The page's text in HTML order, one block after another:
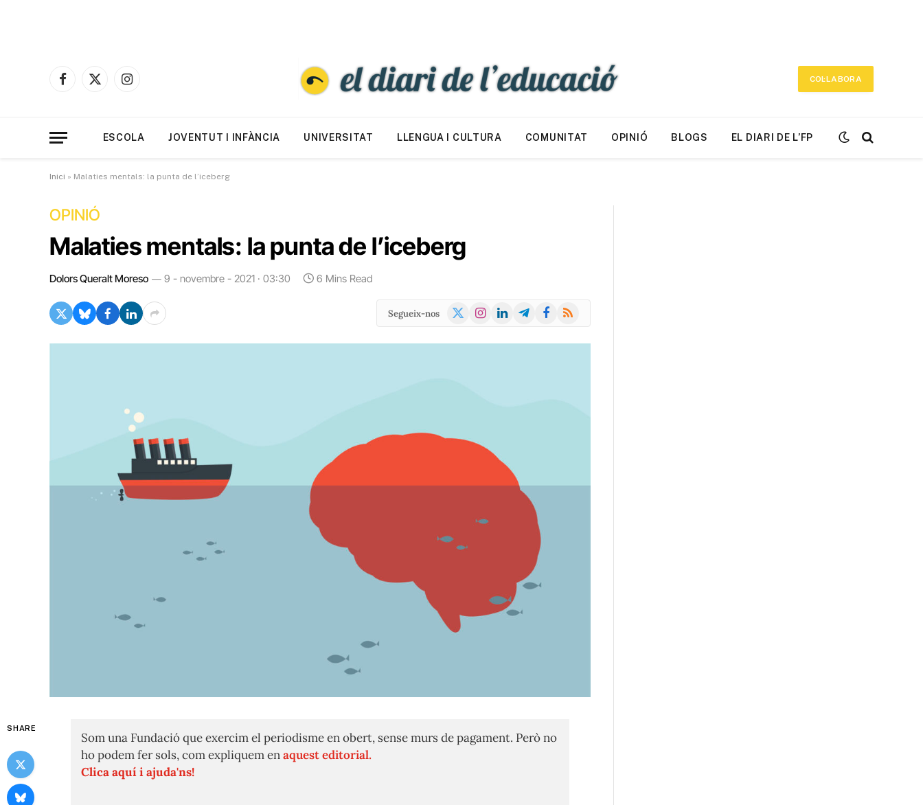
Facebook
X
Instagram
COL·LABORA
ESCOLA JOVENTUT I INFÀNCIA UNIVERSITAT LLENGUA I CULTURA COMUNITAT OPINIÓ BLOGS EL DIARI DE L’FP
Inici » Malaties mentals: la punta de l’iceberg
OPINIÓ
Malaties mentals: la punta de l’iceberg
Dolors Queralt Moreso 9 - novembre - 2021 · 03:30 6 Mins Read
Segueix-nos
X
Instagram
LinkedInTelegramFacebook
RSS
SHARE
Som una Fundació que exercim el periodisme en obert, sense murs de pagament. Però no
ho podem fer sols, com expliquem enaquest editorial.
Clica aquí i ajuda'ns!